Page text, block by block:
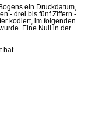
ein Druckdatum,
- drei bis fünf Ziffern -
kodiert, im folgenden
Eine Null in der
hat.